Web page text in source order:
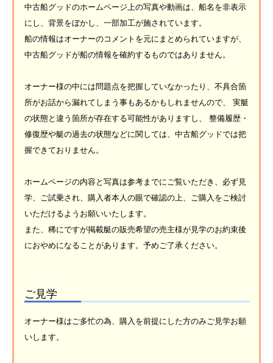
中古船グッドのホームページ上の写真や動画は、船名を非表示
にし、背景をぼかし、一部加工が施されています。
船の情報はオーナーのコメントを元にまとめられていますが、
中古船グッドが船の情報を確約するものではありません。
オーナー様の中には問題点を把握していなかったり、不具合箇
所がお話から漏れてしまう事もあるかもしれませんので、 実艇
の状態と違う箇所が存在する可能性がありますし、 整備履歴・
修復歴や艇の過去の状態などに関しては、中古船グッドでは把
握できておりません。
ホームページの内容と写真は参考までにご覧いただき、必ず見
学、ご試乗され、購入者本人の眼で確認の上、ご購入をご検討
いただけるようお願いいたします。
また、稀にですが掲載艇の販売希望の売主様が見学のお約束後
におやめになることがあります。予めご了承ください。
ご見学
オーナー様はご多忙の為、購入を前提にした方のみご見学お願
いします。